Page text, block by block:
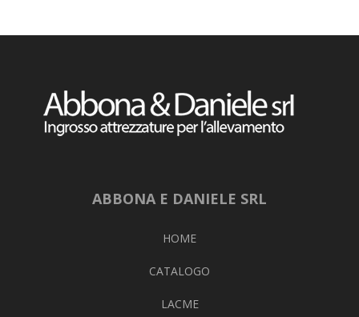
ABBONA E DANIELE SRL
HOME
CATALOGO
LACME